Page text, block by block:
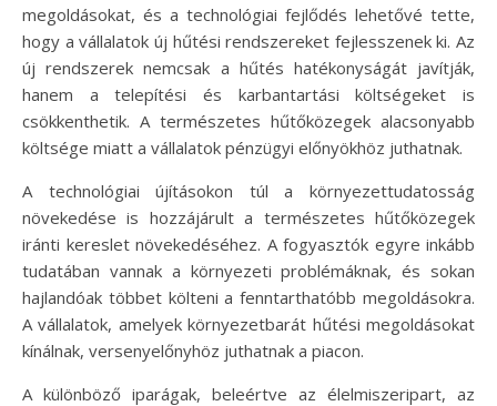
megoldásokat, és a technológiai fejlődés lehetővé tette,
hogy a vállalatok új hűtési rendszereket fejlesszenek ki. Az
új rendszerek nemcsak a hűtés hatékonyságát javítják,
hanem a telepítési és karbantartási költségeket is
csökkenthetik. A természetes hűtőközegek alacsonyabb
költsége miatt a vállalatok pénzügyi előnyökhöz juthatnak.
A technológiai újításokon túl a környezettudatosság
növekedése is hozzájárult a természetes hűtőközegek
iránti kereslet növekedéséhez. A fogyasztók egyre inkább
tudatában vannak a környezeti problémáknak, és sokan
hajlandóak többet költeni a fenntarthatóbb megoldásokra.
A vállalatok, amelyek környezetbarát hűtési megoldásokat
kínálnak, versenyelőnyhöz juthatnak a piacon.
A különböző iparágak, beleértve az élelmiszeripart, az